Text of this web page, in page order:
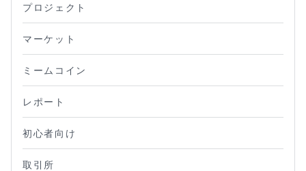
プロジェクト
マーケット
ミームコイン
レポート
初心者向け
取引所